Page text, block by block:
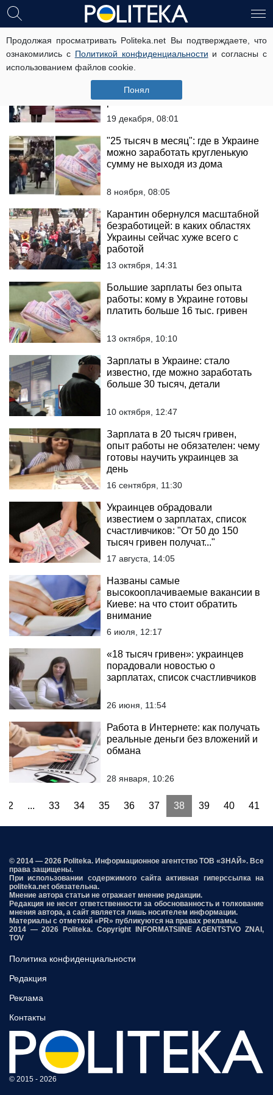
Продолжая просматривать Politeka.net Вы подтверждаете, что
ознакомились с Политикой конфиденциальности и согласны с
использованием файлов cookie.
Понял
вакансии
Работа в Украине: названы
самые востребованные
профессии, "на 20 тысяч могут
рассчитывать..."
19 декабря, 08:01
"25 тысяч в месяц": где в Украине
можно заработать кругленькую
сумму не выходя из дома
8 ноября, 08:05
Карантин обернулся масштабной
безработицей: в каких областях
Украины сейчас хуже всего с
работой
13 октября, 14:31
Большие зарплаты без опыта
работы: кому в Украине готовы
платить больше 16 тыс. гривен
13 октября, 10:10
Зарплаты в Украине: стало
известно, где можно заработать
больше 30 тысяч, детали
10 октября, 12:47
Зарплата в 20 тысяч гривен,
опыт работы не обязателен: чему
готовы научить украинцев за
день
16 сентября, 11:30
Украинцев обрадовали
известием о зарплатах, список
счастливчиков: "От 50 до 150
тысяч гривен получат..."
17 августа, 14:05
Названы самые
высокооплачиваемые вакансии в
Киеве: на что стоит обратить
внимание
6 июля, 12:17
«18 тысяч гривен»: украинцев
порадовали новостью о
зарплатах, список счастливчиков
26 июня, 11:54
Работа в Интернете: как получать
реальные деньги без вложений и
обмана
28 января, 10:26
2 ... 33 34 35 36 37 38 39 40 41
© 2014 — 2026 Politeka. Информационное агентство ТОВ «ЗНАЙ». Все
права защищены.
При использовании содержимого сайта активная гиперссылка на
politeka.net обязательна.
Мнение автора статьи не отражает мнение редакции.
Редакция не несет ответственности за обоснованность и толкование
мнения автора, а сайт является лишь носителем информации.
Материалы с отметкой «PR» публикуются на правах рекламы.
2014 — 2026 Politeka. Copyright INFORMATSIINE AGENTSTVO ZNAI,
TOV
Политика конфиденциальности
Редакция
Реклама
Контакты
© 2015 - 2026